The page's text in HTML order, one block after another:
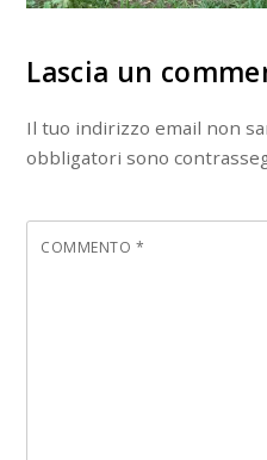
Lascia un
Il tuo indirizzo email non
obbligatori sono
COMMENTO *